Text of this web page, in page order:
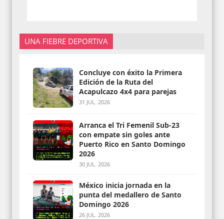
UNA FIEBRE DEPORTIVA
Concluye con éxito la Primera
Edición de la Ruta del
Acapulcazo 4x4 para parejas
31 JUL. 2026
Arranca el Tri Femenil Sub-23
con empate sin goles ante
Puerto Rico en Santo Domingo
2026
30 JUL. 2026
México inicia jornada en la
punta del medallero de Santo
Domingo 2026
26 JUL. 2026